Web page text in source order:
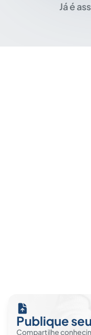
Já é
Publique
Compartilhe